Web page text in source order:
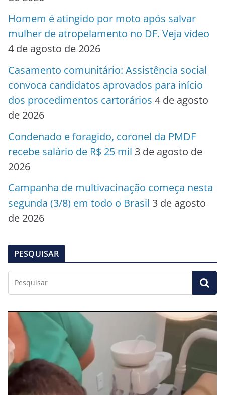
Homem é atingido por moto após salvar
mulher de atropelamento no DF. Veja vídeo
4 de agosto de 2026
Casamento comunitário: Assistência social
convoca candidatos aprovados para início
dos procedimentos cartorários 4 de agosto
de 2026
Condenado e foragido, coronel da PMDF
recebe salário de R$ 25 mil 3 de agosto de
2026
Campanha de multivacinação começa nesta
segunda (3/8) em todo o Brasil 3 de agosto
de 2026
PESQUISAR